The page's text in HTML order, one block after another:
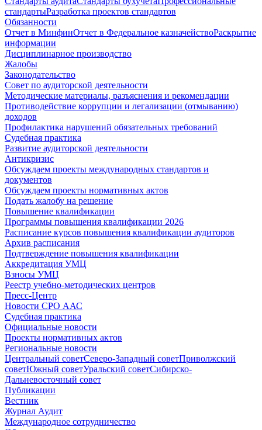
стандартыРазработка проектов стандартов
Обязанности
Отчет в МинфинОтчет в Федеральное казначействоРаскрытие
информации
Дисциплинарное производство
Жалобы
Законодательство
Совет по аудиторской деятельности
Методические материалы, разъяснения и рекомендации
Противодействие коррупции и легализации (отмыванию)
доходов
Профилактика нарушений обязательных требований
Судебная практика
Развитие аудиторской деятельности
Антикризис
Обсуждаем проекты международных стандартов и
документов
Обсуждаем проекты нормативных актов
Подать жалобу на решение
Повышение квалификации
Программы повышения квалификации 2026
Расписание курсов повышения квалификации аудиторов
Архив расписания
Подтверждение повышения квалификации
Аккредитация УМЦ
Взносы УМЦ
Реестр учебно-методических центров
Пресс-Центр
Новости СРО ААС
Судебная практика
Официальные новости
Проекты нормативных актов
Региональные новости
Центральный советСеверо-Западный советПриволжский
советЮжный советУральский советСибирско-
Дальневосточный совет
Публикации
Вестник
Журнал Аудит
Международное сотрудничество